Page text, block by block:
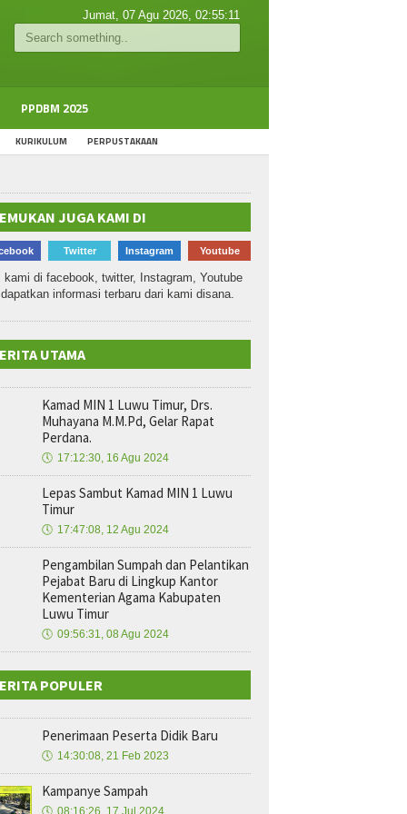
Jumat, 07 Agu 2026, 02:55:11
PPDBM 2025
KURIKULUM PERPUSTAKAAN
JUGA KAMI DI
Twitter Instagram Youtube
kami di facebook, twitter, Instagram, Youtube
informasi terbaru dari kami disana.
UTAMA
Kamad MIN 1 Luwu Timur, Drs.
Muhayana M.M.Pd, Gelar Rapat
Perdana.
🕔 17:12:30, 16 Agu 2024
Lepas Sambut Kamad MIN 1 Luwu
Timur
🕔 17:47:08, 12 Agu 2024
Pengambilan Sumpah dan Pelantikan
Pejabat Baru di Lingkup Kantor
Kementerian Agama Kabupaten
Luwu Timur
🕔 09:56:31, 08 Agu 2024
POPULER
Penerimaan Peserta Didik Baru
🕔 14:30:08, 21 Feb 2023
Kampanye Sampah
🕔 08:16:26, 17 Jul 2024